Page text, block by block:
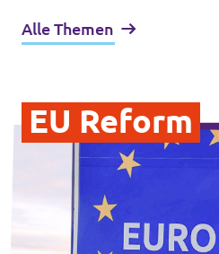
Alle Themen
EU Reform